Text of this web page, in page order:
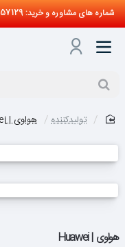
شماره های مشاوره و خرید: 57129-021 و 09121759502
تولیدکننده هواوی | Huawei
هواوی | Huawei